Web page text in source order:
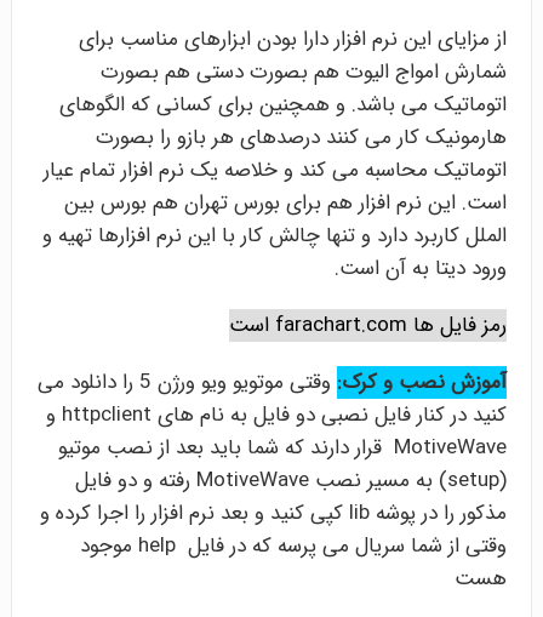
از مزایای این نرم افزار دارا بودن ابزارهای مناسب برای
شمارش امواج الیوت هم بصورت دستی هم بصورت
اتوماتیک می باشد. و همچنین برای کسانی که الگوهای
هارمونیک کار می کنند درصدهای هر بازو را بصورت
اتوماتیک محاسبه می کند و خلاصه یک نرم افزار تمام عیار
است. این نرم افزار هم برای بورس تهران هم بورس بین
الملل کاربرد دارد و تنها چالش کار با این نرم افزارها تهیه و
ورود دیتا به آن است.
رمز فایل ها farachart.com است
آموزش نصب و کرک:
وقتی موتویو ویو ورژن 5 را دانلود می
کنید در کنار فایل نصبی دو فایل به نام های httpclient و
MotiveWave قرار دارند که شما باید بعد از نصب موتیو
(setup) به مسیر نصب MotiveWave رفته و دو فایل
مذکور را در پوشه lib کپی کنید و بعد نرم افزار را اجرا کرده و
وقتی از شما سریال می پرسه که در فایل help موجود
هست